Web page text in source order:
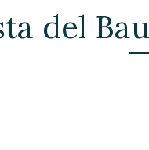
del